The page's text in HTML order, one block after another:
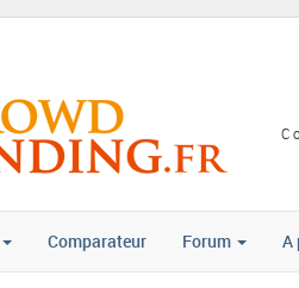
Comparateur Forum A